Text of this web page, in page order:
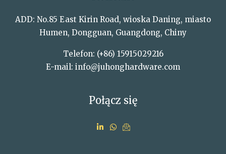
ADD: No.85 East Kirin Road, wioska Daning, miasto
Humen, Dongguan, Guangdong, Chiny
Telefon: (+86) 15915029216
E-mail: info@juhonghardware.com
Połącz się